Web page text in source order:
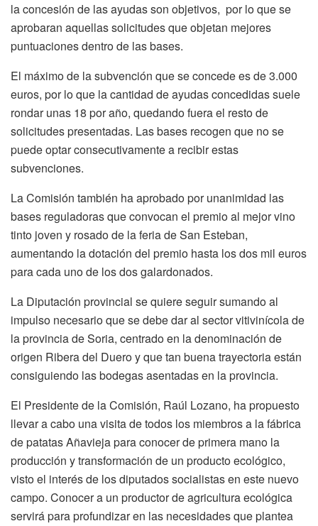
la concesión de las ayudas son objetivos, por lo que se
aprobaran aquellas solicitudes que objetan mejores
puntuaciones dentro de las bases.
El máximo de la subvención que se concede es de 3.000
euros, por lo que la cantidad de ayudas concedidas suele
rondar unas 18 por año, quedando fuera el resto de
solicitudes presentadas. Las bases recogen que no se
puede optar consecutivamente a recibir estas
subvenciones.
La Comisión también ha aprobado por unanimidad las
bases reguladoras que convocan el premio al mejor vino
tinto joven y rosado de la feria de San Esteban,
aumentando la dotación del premio hasta los dos mil euros
para cada uno de los dos galardonados.
La Diputación provincial se quiere seguir sumando al
impulso necesario que se debe dar al sector vitivinícola de
la provincia de Soria, centrado en la denominación de
origen Ribera del Duero y que tan buena trayectoria están
consiguiendo las bodegas asentadas en la provincia.
El Presidente de la Comisión, Raúl Lozano, ha propuesto
llevar a cabo una visita de todos los miembros a la fábrica
de patatas Añavieja para conocer de primera mano la
producción y transformación de un producto ecológico,
visto el interés de los diputados socialistas en este nuevo
campo. Conocer a un productor de agricultura ecológica
servirá para profundizar en las necesidades que plantea